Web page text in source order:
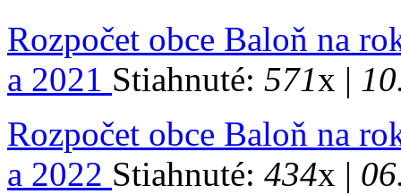
Rozpočet obce Baloň na
a 2021 Stiahnuté: 571x |
Rozpočet obce Baloň na
a 2022 Stiahnuté: 434x |